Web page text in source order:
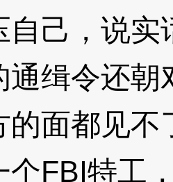
自己，说
通缉令还
的面都见不
特工，